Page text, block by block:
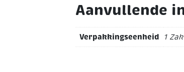
Aanvullende
Verpakkingseenheid 1 Zak